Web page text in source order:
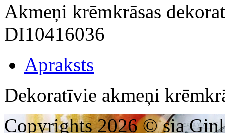
Akmeņi krēmkrāsas
DI10416036
Apraksts
Dekoratīvie akmeņi
Copyrights 2026 © sia